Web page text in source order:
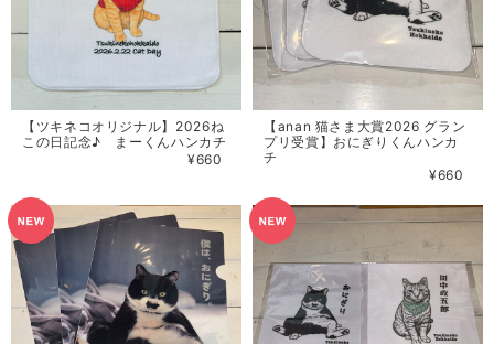
【ツキネコオリジナル】2026ね
この日記念♪ まーくんハンカチ
¥660
【anan 猫さま大賞2026 グラン
プリ受賞】おにぎりくんハンカ
チ
¥660